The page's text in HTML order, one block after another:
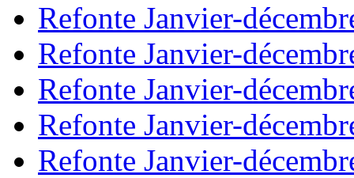
Refonte Janvier-
Refonte Janvier-
Refonte Janvier-
Refonte Janvier-
Refonte Janvier-